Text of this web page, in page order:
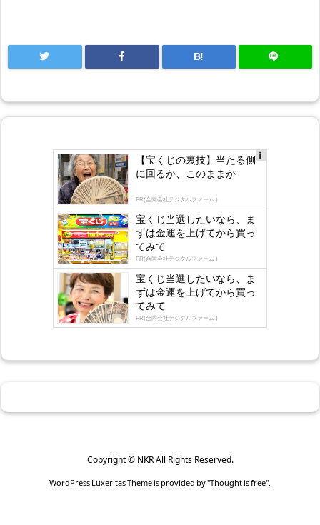
B!
gly
【宝くじの裏技】当たる側
に回るか、このままか
PR(合同会社デジタルファーム )
宝くじ当選したいなら、ま
ずは金運を上げてから買っ
てみて
PR(合同会社デジタルファーム )
宝くじ当選したいなら、ま
ずは金運を上げてから買っ
てみて
PR(合同会社デジタルファーム )
Copyright © NKRAll Rights Reserved.
WordPress Luxeritas Theme is provided by "Thought is free".